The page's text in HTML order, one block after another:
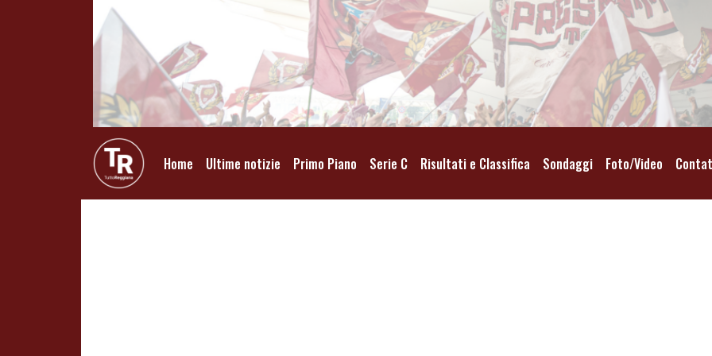
Home Ultime notizie Primo Piano Serie C Risultati e Classifica Sondaggi Foto/Video